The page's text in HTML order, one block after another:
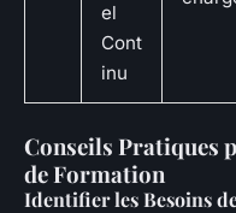
el
Cont
inu
Conseils Pratiques
de Formation
Identifier les Besoins